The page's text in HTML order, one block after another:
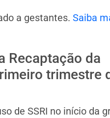
a gestantes. Saiba
Recaptação da
trimestre
de SSRI no início da